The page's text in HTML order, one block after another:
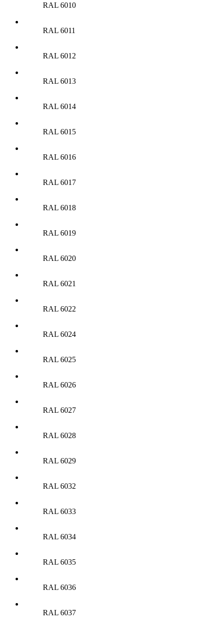
RAL 6010
RAL 6011
RAL 6012
RAL 6013
RAL 6014
RAL 6015
RAL 6016
RAL 6017
RAL 6018
RAL 6019
RAL 6020
RAL 6021
RAL 6022
RAL 6024
RAL 6025
RAL 6026
RAL 6027
RAL 6028
RAL 6029
RAL 6032
RAL 6033
RAL 6034
RAL 6035
RAL 6036
RAL 6037